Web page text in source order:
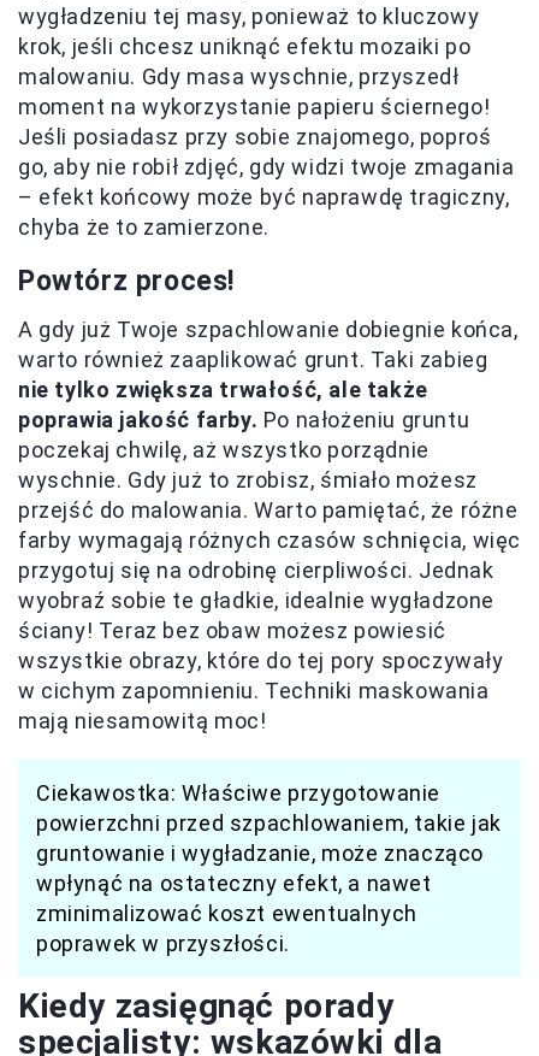
wygładzeniu tej masy, ponieważ to kluczowy
krok, jeśli chcesz uniknąć efektu mozaiki po
malowaniu. Gdy masa wyschnie, przyszedł
moment na wykorzystanie papieru ściernego!
Jeśli posiadasz przy sobie znajomego, poproś
go, aby nie robił zdjęć, gdy widzi twoje zmagania
– efekt końcowy może być naprawdę tragiczny,
chyba że to zamierzone.
Powtórz proces!
A gdy już Twoje szpachlowanie dobiegnie końca,
warto również zaaplikować grunt. Taki zabieg
nie tylko zwiększa trwałość, ale także
poprawia jakość farby. Po nałożeniu gruntu
poczekaj chwilę, aż wszystko porządnie
wyschnie. Gdy już to zrobisz, śmiało możesz
przejść do malowania. Warto pamiętać, że różne
farby wymagają różnych czasów schnięcia, więc
przygotuj się na odrobinę cierpliwości. Jednak
wyobraź sobie te gładkie, idealnie wygładzone
ściany! Teraz bez obaw możesz powiesić
wszystkie obrazy, które do tej pory spoczywały
w cichym zapomnieniu. Techniki maskowania
mają niesamowitą moc!
Ciekawostka: Właściwe przygotowanie
powierzchni przed szpachlowaniem, takie jak
gruntowanie i wygładzanie, może znacząco
wpłynąć na ostateczny efekt, a nawet
zminimalizować koszt ewentualnych
poprawek w przyszłości.
Kiedy zasięgnąć porady
specjalisty: wskazówki dla